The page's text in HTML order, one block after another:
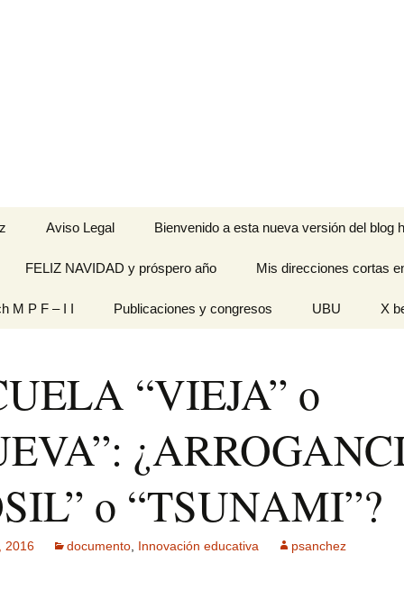
Aviso Legal Bienvenido a esta nueva versión del blog
de
pantalla
Gestión
FELIZ NAVIDAD y próspero año Mis direcciones cortas
M P F – I I
M P F – I
MPF-II
Multitech
Publicidad +
Publicaciones y congresos UBU X
“VIEJA” o
o “TSUNAMI”?
2016 documento Innovación educativa psanchez